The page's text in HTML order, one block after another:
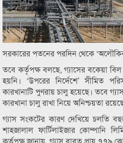
সরকারের পতনের পরদিন থেকে
তবে কর্তৃপক্ষ বলছে, গ্যাসের বকেয়া
হয়নি। ‘উপরের নির্দেশে’ সীমিত
কারখানাটি পুণরায় চালু হয়েছে। তবে
কারখানা চালু রাখা নিয়ে অনিশ্চয়তা
গ্যাস সংকটের কারণ দেখিয়ে চলতি
শাহজালাল ফার্টিলাইজার